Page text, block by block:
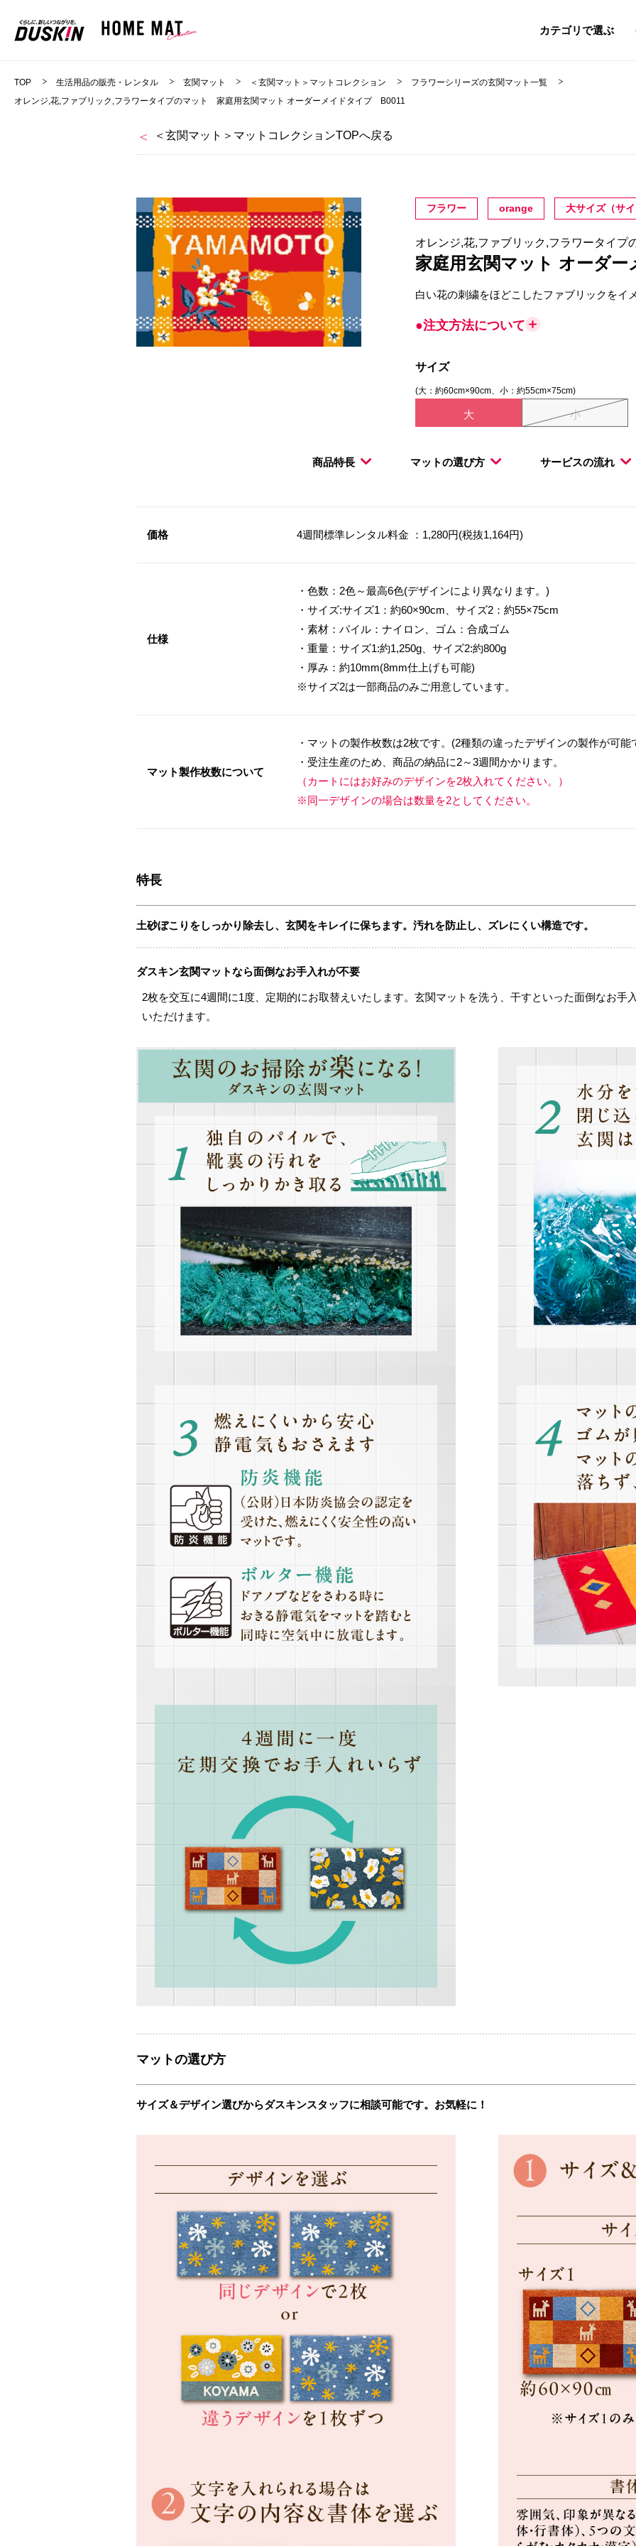
カテゴリで選ぶ
TOP 生活用品の販売・レンタル 玄関マット ＜玄関マット＞マットコレクション
フラワーシリーズの玄関マット一覧
オレンジ,花,ファブリック,フラワータイプのマット 家庭用玄関マット オーダーメイドタイプ B0011
＜玄関マット＞マットコレクションTOPへ戻る
フラワー orange 大サイズ（サ
オレンジ,花,ファブリック,フラワータイプ
家庭用玄関マット オーダー
白い花の刺繍をほどこしたファブリックをイ
●注文方法について
サイズ
(大：約60cm×90cm、小：約55cm×75cm)
大 小
商品特長 マットの選び方 サービスの流れ
価格 4週間標準レンタル料金 ：1,280円(税抜1,164円)
仕様
・色数：2色～最高6色(デザインにより異なります。)
・サイズ:サイズ1：約60×90cm、サイズ2：約55×75cm
・素材：パイル：ナイロン、ゴム：合成ゴム
・重量：サイズ1:約1,250g、サイズ2:約800g
・厚み：約10mm(8mm仕上げも可能)
※サイズ2は一部商品のみご用意しています。
マット製作枚数について
・マットの製作枚数は2枚です。(2種類の違ったデザインの製作が可能
・受注生産のため、商品の納品に2～3週間かかります。
（カートにはお好みのデザインを2枚入れてください。）
※同一デザインの場合は数量を2としてください。
特長
土砂ぼこりをしっかり除去し、玄関をキレイに保ちます。汚れを防止し、ズレにくい構造です。
ダスキン玄関マットなら面倒なお手入れが不要
2枚を交互に4週間に1度、定期的にお取替えいたします。玄関マットを洗う、干すといった面倒なお手
いただけます。
マットの選び方
サイズ＆デザイン選びからダスキンスタッフに相談可能です。お気軽に！